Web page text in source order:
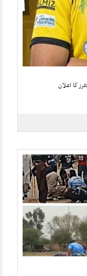
کا اعلان